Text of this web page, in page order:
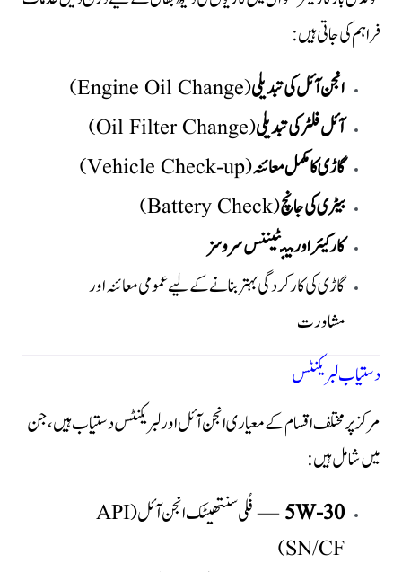
فراہم کی جاتی ہیں:
انجن آئل کی تبدیلی(Engine Oil Change)
آئل فلٹر کی تبدیلی(Oil Filter Change)
گاڑی کا مکمل معائنہ(Vehicle Check-up)
بیٹری کی جانچ(Battery Check)
کار کیئر اور مینٹیننس سروسز
گاڑی کی کارکردگی بہتر بنانے کے لیے عمومی معائنہ اور
مشاورت
دستیاب لبریکنٹس
مرکز پر مختلف اقسام کے معیاری انجن آئل اور لبریکنٹس دستیاب ہیں، جن
میں شامل ہیں:
5W-30
— فُلی سنتھیٹک انجن آئل (API
SN/CF)